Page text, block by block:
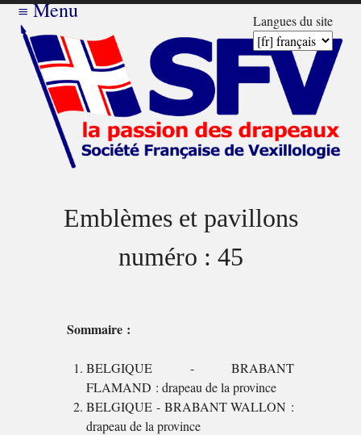
Langues du site
≡Menu
Emblèmes et pavillons
numéro : 45
Sommaire :
BELGIQUE - BRABANT
FLAMAND : drapeau de la province
BELGIQUE - BRABANT WALLON :
drapeau de la province